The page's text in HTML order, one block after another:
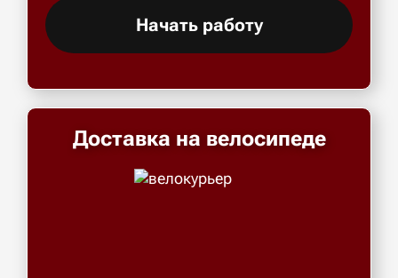
Начать работу
Доставка на велосипеде